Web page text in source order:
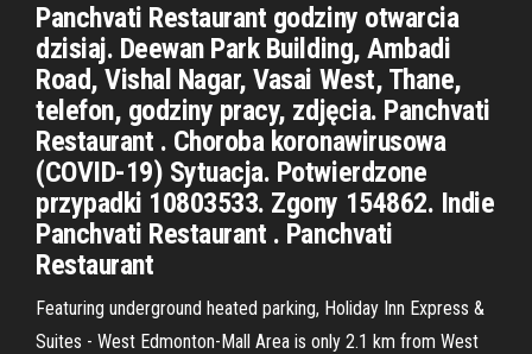
Panchvati Restaurant godziny otwarcia
dzisiaj. Deewan Park Building, Ambadi
Road, Vishal Nagar, Vasai West, Thane,
telefon, godziny pracy, zdjęcia. Panchvati
Restaurant . Choroba koronawirusowa
(COVID-19) Sytuacja. Potwierdzone
przypadki 10803533. Zgony 154862. Indie
Panchvati Restaurant . Panchvati
Restaurant
Featuring underground heated parking, Holiday Inn Express &
Suites - West Edmonton-Mall Area is only 2.1 km from West